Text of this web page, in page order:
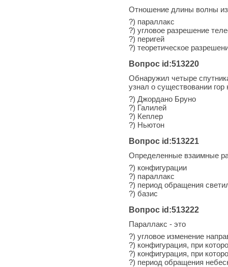
Отношение длины волны
?) параллакс
?) угловое разрешение
?) перигей
?) теоретическое
Вопрос id:513220
Обнаружил четыре
узнал о существовании гор
?) Джордано Бруно
?) Галилей
?) Кеплер
?) Ньютон
Вопрос id:513221
Определенные взаимные
?) конфигурации
?) параллакс
?) период обращения
?) базис
Вопрос id:513222
Параллакс - это
?) угловое изменение
?) конфигурация, при
?) конфигурация, при
?) период обращения